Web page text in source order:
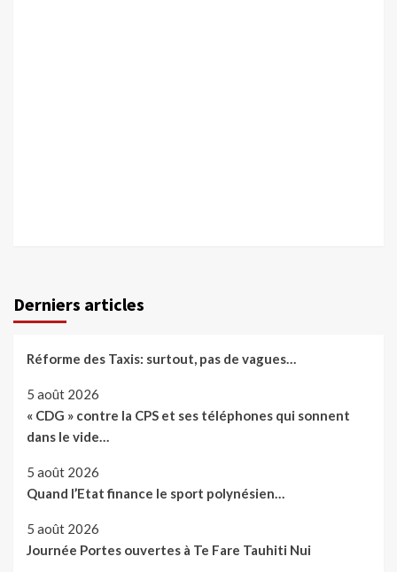
Derniers articles
Réforme des Taxis: surtout, pas de vagues…
5 août 2026
« CDG » contre la CPS et ses téléphones qui sonnent
dans le vide…
5 août 2026
Quand l’Etat finance le sport polynésien…
5 août 2026
Journée Portes ouvertes à Te Fare Tauhiti Nui